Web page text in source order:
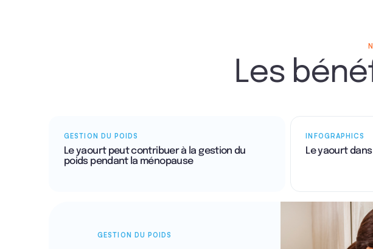
Les
GESTION DU POIDS
Le yaourt peut contribuer à la gestion du
poids pendant la ménopause
INFOGRAPHICS
Le yaourt
GESTION DU POIDS